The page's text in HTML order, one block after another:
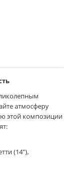
атмосферу
этой композиции
(14"),